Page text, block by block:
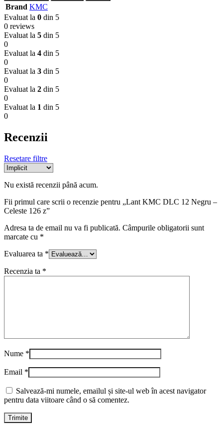
Brand KMC
Evaluat la 0 din 5
0 reviews
Evaluat la 5 din 5
0
Evaluat la 4 din 5
0
Evaluat la 3 din 5
0
Evaluat la 2 din 5
0
Evaluat la 1 din 5
0
Recenzii
Resetare filtre
Nu există recenzii până acum.
Fii primul care scrii o recenzie pentru „Lant KMC DLC 12 Negru –
Celeste 126 z”
Adresa ta de email nu va fi publicată. Câmpurile obligatorii sunt
marcate cu *
Evaluarea ta *
Recenzia ta *
Nume *
Email *
Salvează-mi numele, emailul și site-ul web în acest navigator
pentru data viitoare când o să comentez.